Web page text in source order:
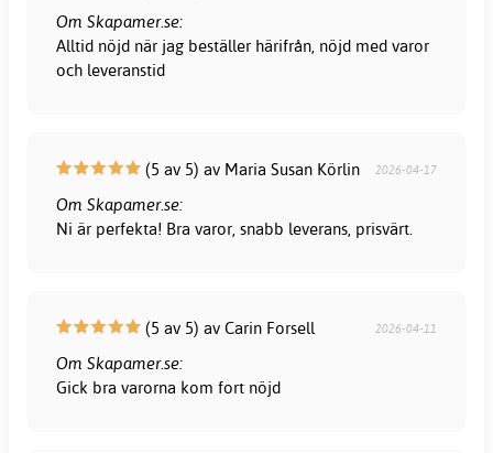
Om Skapamer.se:
Alltid nöjd när jag beställer härifrån, nöjd med varor
och leveranstid
(5 av 5) av Maria Susan Körlin 2026-04-17
Om Skapamer.se:
Ni är perfekta! Bra varor, snabb leverans, prisvärt.
(5 av 5) av Carin Forsell 2026-04-11
Om Skapamer.se:
Gick bra varorna kom fort nöjd